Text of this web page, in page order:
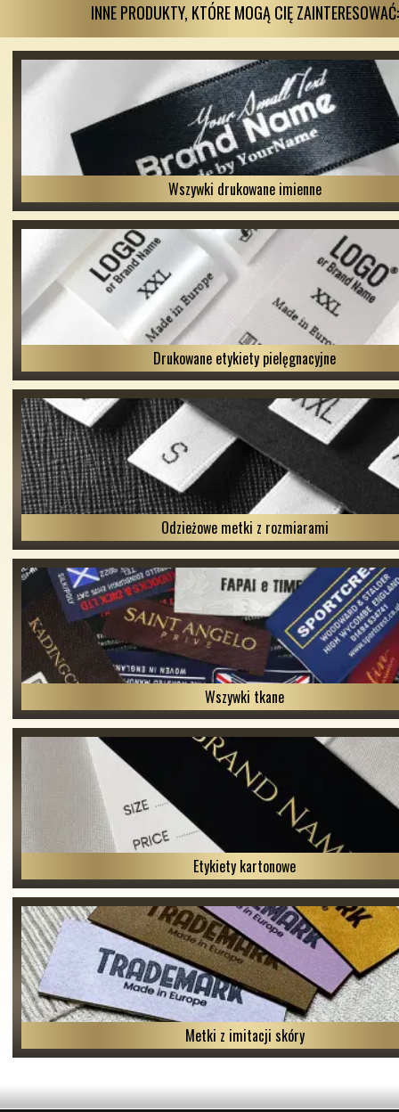
INNE PRODUKTY, KTÓRE MOGĄ CIĘ ZAINTERESOWAĆ:
Wszywki drukowane imienne
Drukowane etykiety pielęgnacyjne
Odzieżowe metki z rozmiarami
Wszywki tkane
Etykiety kartonowe
Metki z imitacji skóry